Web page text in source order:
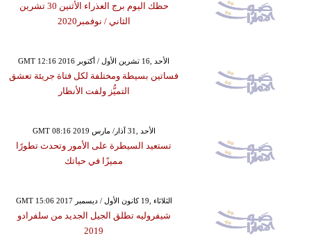
حظك اليوم برج العذراء الأثنين 30 تشرين
الثاني / نوفمبر2020
GMT 12:16 2016 الأحد ,16 تشرين الأول / أكتوبر
فساتين بسيطة ومختلفة لكل فتاة جريئة تعشق
التميُّز ولفت الأنظار
GMT 08:16 2019 الأحد ,31 آذار/ مارس
تستعيد السيطرة على الأمور وتحدث تطورًا
مميزًا في حياتك
GMT 15:06 2017 الثلاثاء ,19 كانون الأول / ديسمبر
شيفروليه تطلق الجيل الجديد من سلفرادو
2019